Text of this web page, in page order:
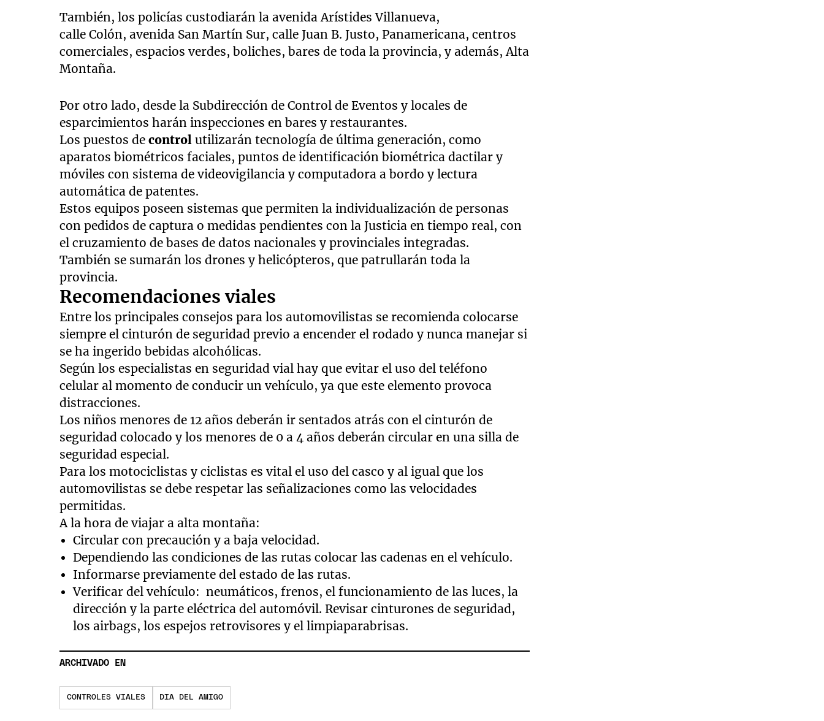
También, los policías custodiarán la avenida Arístides Villanueva,
calle Colón, avenida San Martín Sur, calle Juan B. Justo, Panamericana, centros
comerciales, espacios verdes, boliches, bares de toda la provincia, y además, Alta
Montaña.
Por otro lado, desde la Subdirección de Control de Eventos y locales de
esparcimientos harán inspecciones en bares y restaurantes.
Los puestos de controlutilizarán tecnología de última generación, como
aparatos biométricos faciales, puntos de identificación biométrica dactilar y
móviles con sistema de videovigilancia y computadora a bordo y lectura
automática de patentes.
Estos equipos poseen sistemas que permiten la individualización de personas
con pedidos de captura o medidas pendientes con la Justicia en tiempo real, con
el cruzamiento de bases de datos nacionales y provinciales integradas.
También se sumarán los drones y helicópteros, que patrullarán toda la
provincia.
Recomendaciones viales
Entre los principales consejos para los automovilistas se recomienda colocarse
siempre el cinturón de seguridad previo a encender el rodado y nunca manejar si
se ha ingerido bebidas alcohólicas.
Según los especialistas en seguridad vial hay que evitar el uso del teléfono
celular al momento de conducir un vehículo, ya que este elemento provoca
distracciones.
Los niños menores de 12 años deberán ir sentados atrás con el cinturón de
seguridad colocado y los menores de 0 a 4 años deberán circular en una silla de
seguridad especial.
Para los motociclistas y ciclistas es vital el uso del casco y al igual que los
automovilistas se debe respetar las señalizaciones como las velocidades
permitidas.
A la hora de viajar a alta montaña:
Circular con precaución y a baja velocidad.
Dependiendo las condiciones de las rutas colocar las cadenas en el vehículo.
Informarse previamente del estado de las rutas.
Verificar del vehículo: neumáticos, frenos, el funcionamiento de las luces, la
dirección y la parte eléctrica del automóvil. Revisar cinturones de seguridad,
los airbags, los espejos retrovisores y el limpiaparabrisas.
ARCHIVADO EN
CONTROLES VIALES DIA DEL AMIGO